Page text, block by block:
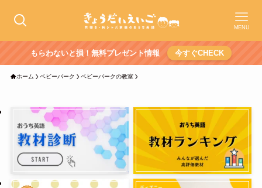
MENU
もらわないと損！無料プレゼント情報 今すぐCHECK
ホーム ベビーパーク ベビーパークの教室